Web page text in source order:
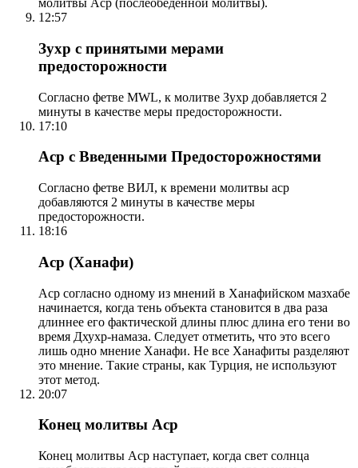
молитвы Аср (послеобеденной молитвы).
12:57
Зухр с принятыми мерами
предосторожности
Согласно фетве MWL, к молитве Зухр добавляется 2
минуты в качестве меры предосторожности.
17:10
Аср с Введенными Предосторожностями
Согласно фетве ВИЛ, к времени молитвы аср
добавляются 2 минуты в качестве меры
предосторожности.
18:16
Аср (Ханафи)
Аср согласно одному из мнений в Ханафийском мазхабе
начинается, когда тень объекта становится в два раза
длиннее его фактической длины плюс длина его тени во
время Дхухр-намаза. Следует отметить, что это всего
лишь одно мнение Ханафи. Не все Ханафиты разделяют
это мнение. Такие страны, как Турция, не используют
этот метод.
20:07
Конец молитвы Аср
Конец молитвы Аср наступает, когда свет солнца